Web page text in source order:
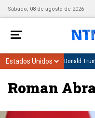
Sábado, 08 de agosto de 2026
Donald
Roman